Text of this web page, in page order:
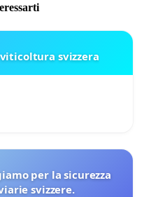
svizzera
per la sicurezza
svizzere.